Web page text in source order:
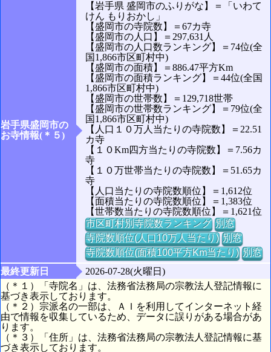
岩手県盛岡市の
お寺情報(＊５)
【岩手県 盛岡市のふりがな】＝「いわて
けん もりおかし」
【盛岡市の寺院数】＝67カ寺
【盛岡市の人口】＝297,631人
【盛岡市の人口数ランキング】＝74位(全
国1,866市区町村中)
【盛岡市の面積】＝886.47平方Km
【盛岡市の面積ランキング】＝44位(全国
1,866市区町村中)
【盛岡市の世帯数】＝129,718世帯
【盛岡市の世帯数ランキング】＝79位(全
国1,866市区町村中)
【人口１０万人当たりの寺院数】＝22.51
カ寺
【１０Km四方当たりの寺院数】＝7.56カ
寺
【１０万世帯当たりの寺院数】＝51.65カ
寺
【人口当たりの寺院数順位】＝1,612位
【面積当たりの寺院数順位】＝1,383位
【世帯数当たりの寺院数順位】＝1,621位
市区町村別寺院数ランキング 別窓
寺院数順位(人口10万人当たり) 別窓
寺院数順位(面積100平方Km当たり) 別窓
最終更新日
2026-07-28(火曜日)
（＊１）「寺院名」は、法務省法務局の宗教法人登記情報に
基づき表示しております。
（＊２）宗派名の一部は、ＡＩを利用してインターネット経
由で情報を収集しているため、データに誤りがある場合があ
ります。
（＊３）「住所」は、法務省法務局の宗教法人登記情報に基
づき表示しております。